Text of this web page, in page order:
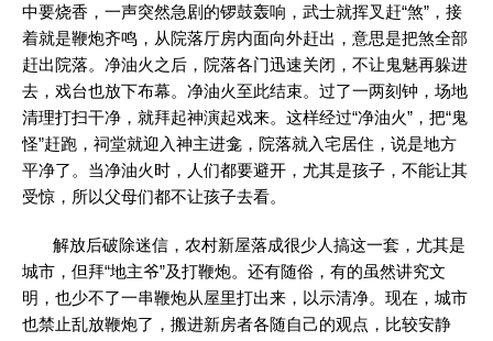
中要烧香，一声突然急剧的锣鼓轰响，武士就挥叉赶“煞”，接
着就是鞭炮齐鸣，从院落厅房内面向外赶出，意思是把煞全部
赶出院落。净油火之后，院落各门迅速关闭，不让鬼魅再躲进
去，戏台也放下布幕。净油火至此结束。过了一两刻钟，场地
清理打扫干净，就拜起神演起戏来。这样经过“净油火”，把“鬼
怪”赶跑，祠堂就迎入神主进龛，院落就入宅居住，说是地方
平净了。当净油火时，人们都要避开，尤其是孩子，不能让其
受惊，所以父母们都不让孩子去看。
解放后破除迷信，农村新屋落成很少人搞这一套，尤其是
城市，但拜“地主爷”及打鞭炮。还有随俗，有的虽然讲究文
明，也少不了一串鞭炮从屋里打出来，以示清净。现在，城市
也禁止乱放鞭炮了，搬进新房者各随自己的观点，比较安静